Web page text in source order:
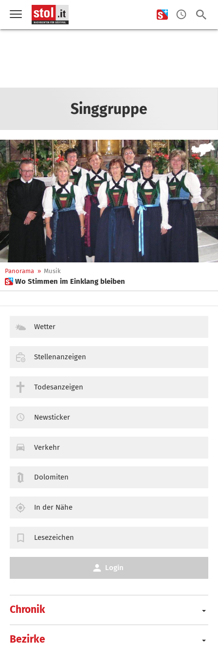
Singgruppe
Panorama » Musik
 Wo Stimmen im Einklang bleiben
Chronik
Bezirke
Wetter
Stellenanzeigen
Todesanzeigen
Newsticker
Verkehr
Dolomiten
In der Nähe
Lesezeichen
Login